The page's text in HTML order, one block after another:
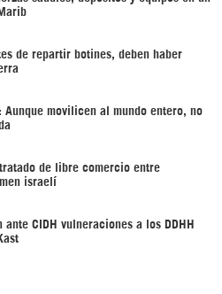
de repartir botines, deben haber
Aunque movilicen al mundo entero, no
de libre comercio entre
israelí
ante CIDH vulneraciones a los DDHH